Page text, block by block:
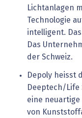
Lichtanlagen
Technologie
intelligent.
Das
der Schweiz.
Depoly heisst
Deeptech/Life
eine neuartige
von